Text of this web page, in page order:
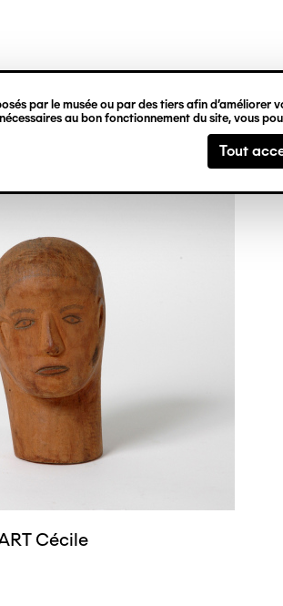
par le musée ou par des tiers afin
au bon fonctionnement du site, vous
Tout
Cécile